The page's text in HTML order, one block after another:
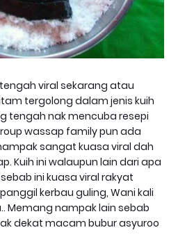
viral sekarang atau
tergolong dalam jenis kuih
tengah nak mencuba resepi
wassap family pun ada
sangat kuasa viral dah
Kuih ini walaupun lain dari apa
ini kuasa viral rakyat
kerbau guling, Wani kali
Memang nampak lain sebab
dekat macam bubur asyuroo